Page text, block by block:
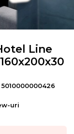
Line
5010000000426
uri